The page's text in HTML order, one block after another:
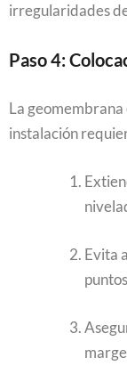
irregularidades
Paso 4:
La geomembrana
instalación
Evita